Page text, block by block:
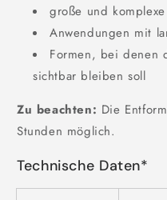
große und
Anwendungen mit
Formen, bei denen
sichtbar bleiben soll
Zu beachten: Die
Stunden möglich.
Technische Daten*